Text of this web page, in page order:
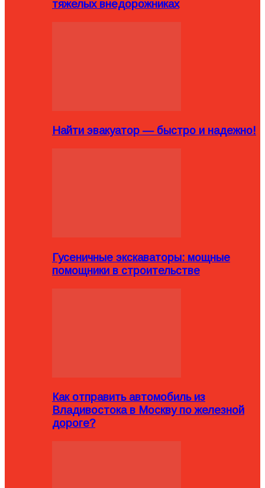
тяжелых внедорожниках
Найти эвакуатор — быстро и надежно!
Гусеничные экскаваторы: мощные
помощники в строительстве
Как отправить автомобиль из
Владивостока в Москву по железной
дороге?